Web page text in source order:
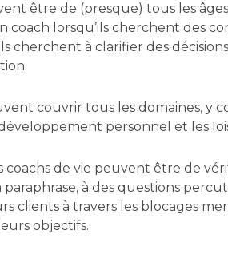
être de (presque) tous les
coach lorsqu’ils cherchent des
cherchent à clarifier des
couvrir tous les domaines, y
personnel et les
coachs de vie peuvent être de
à des questions
clients à travers les blocages
objectifs.